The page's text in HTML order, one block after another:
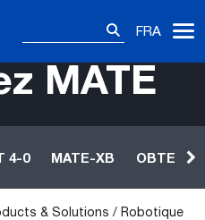
FRA
MATE
4-0 MATE-XB OBTENIR
& Solutions / Robotique